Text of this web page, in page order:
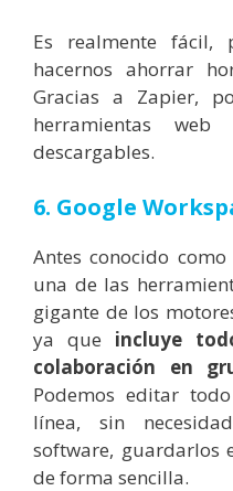
Es realmente
hacernos ahorrar
Gracias a Zapier,
herramientas
descargables.
6. Google
Antes conocido como
una de las
gigante de los
ya que incluye
colaboración en
Podemos editar
línea, sin
software, guardarlos
de forma sencilla.